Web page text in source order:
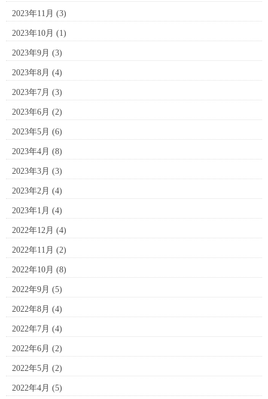
2023年11月 (3)
2023年10月 (1)
2023年9月 (3)
2023年8月 (4)
2023年7月 (3)
2023年6月 (2)
2023年5月 (6)
2023年4月 (8)
2023年3月 (3)
2023年2月 (4)
2023年1月 (4)
2022年12月 (4)
2022年11月 (2)
2022年10月 (8)
2022年9月 (5)
2022年8月 (4)
2022年7月 (4)
2022年6月 (2)
2022年5月 (2)
2022年4月 (5)